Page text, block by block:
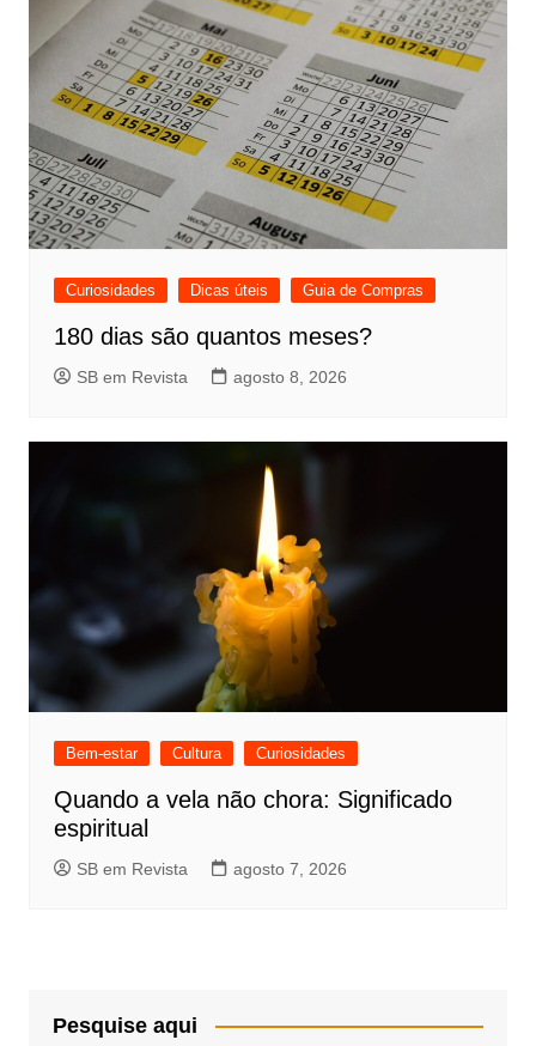
Curiosidades Dicas úteis Guia de Compras
180 dias são quantos meses?
SB em Revista agosto 8, 2026
Bem-estar Cultura Curiosidades
Quando a vela não chora: Significado
espiritual
SB em Revista agosto 7, 2026
Pesquise aqui